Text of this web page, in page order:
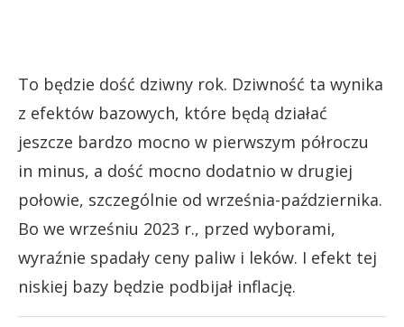
To będzie dość dziwny rok. Dziwność ta wynika
z efektów bazowych, które będą działać
jeszcze bardzo mocno w pierwszym półroczu
in minus, a dość mocno dodatnio w drugiej
połowie, szczególnie od września-października.
Bo we wrześniu 2023 r., przed wyborami,
wyraźnie spadały ceny paliw i leków. I efekt tej
niskiej bazy będzie podbijał inflację.